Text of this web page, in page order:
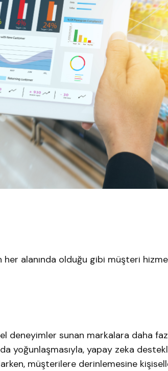
alanında olduğu gibi müşteri
deneyimler sunan markalara daha
yoğunlaşmasıyla, yapay zeka
müşterilere derinlemesine